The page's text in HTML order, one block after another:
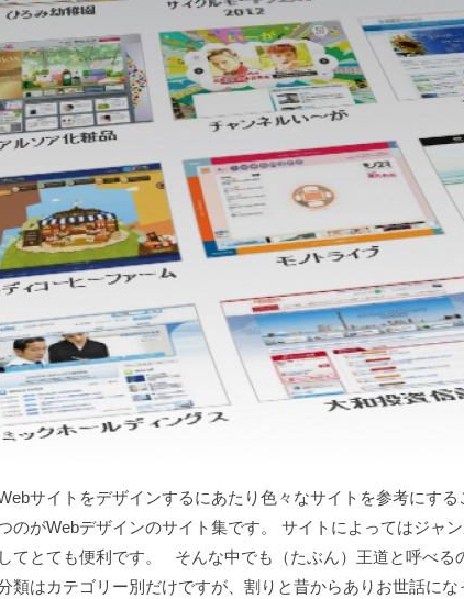
サイトをデザインするにあたり色々なサイトを参考にす
のがWebデザインのサイト集です。 サイトによってはジャ
してとても便利です。
そんな中でも（たぶん）王道と呼べる
類はカテゴリー別だけですが、割りと昔からありお世話に